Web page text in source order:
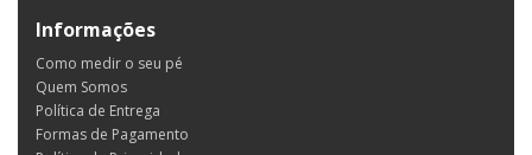
Informações
Como medir o seu pé
Quem Somos
Política de Entrega
Formas de Pagamento